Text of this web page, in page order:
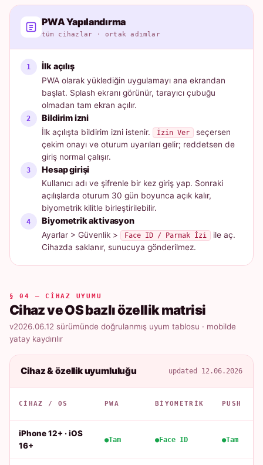
PWA Yapılandırma
tüm cihazlar · ortak adımlar
İlk açılış
PWA olarak yüklediğin uygulamayı ana ekrandan
başlat. Splash ekranı görünür, tarayıcı çubuğu
olmadan tam ekran açılır.
Bildirim izni
İlk açılışta bildirim izni istenir. İzin Ver
seçersen
çekim onayı ve oturum uyarıları gelir; reddetsen de
giriş normal çalışır.
Hesap girişi
Kullanıcı adı ve şifrenle bir kez giriş yap. Sonraki
açılışlarda oturum 30 gün boyunca açık kalır,
biyometrik kilitle birleştirilebilir.
Biyometrik aktivasyon
Ayarlar > Güvenlik > Face ID / Parmak İzi
ile aç.
Cihazda saklanır, sunucuya gönderilmez.
§ 04 — CIHAZ UYUMU
Cihaz ve OS bazlı özellik matrisi
v2026.06.12 sürümünde doğrulanmış uyum tablosu · mobilde
yatay kaydırılır
Cihaz & özellik uyumluluğu updated 12.06.2026
CIHAZ / OS PWA BIYOMETRIK PUSH
iPhone 12+ · iOS
16+
Tam Face ID Tam